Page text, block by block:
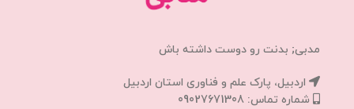
مدبی; بدنت رو دوست داشته باش
اردبیل، پارک علم و فناوری استان اردبیل
شماره تماس: 09027671308